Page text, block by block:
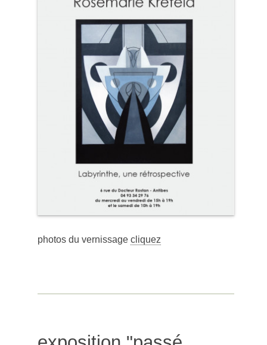
photos du vernissage cliquez